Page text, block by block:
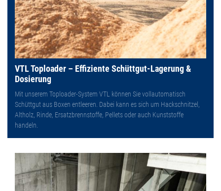
VTL Toploader – Effiziente Schüttgut-Lagerung &
Dosierung
Mit unserem Toploader-System VTL können Sie vollautomatisch
Schüttgut aus Boxen entleeren. Dabei kann es sich um Hackschnitzel,
Altholz, Rinde, Ersatzbrennstoffe, Pellets oder auch Kunststoffe
handeln.